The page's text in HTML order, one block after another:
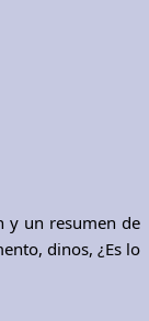
y un resumen de
dinos, ¿Es lo